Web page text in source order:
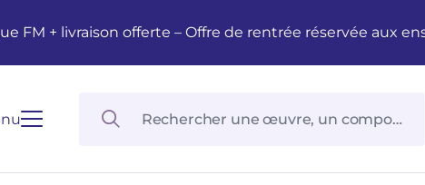
FM + livraison offerte – Offre de rentrée réservée aux